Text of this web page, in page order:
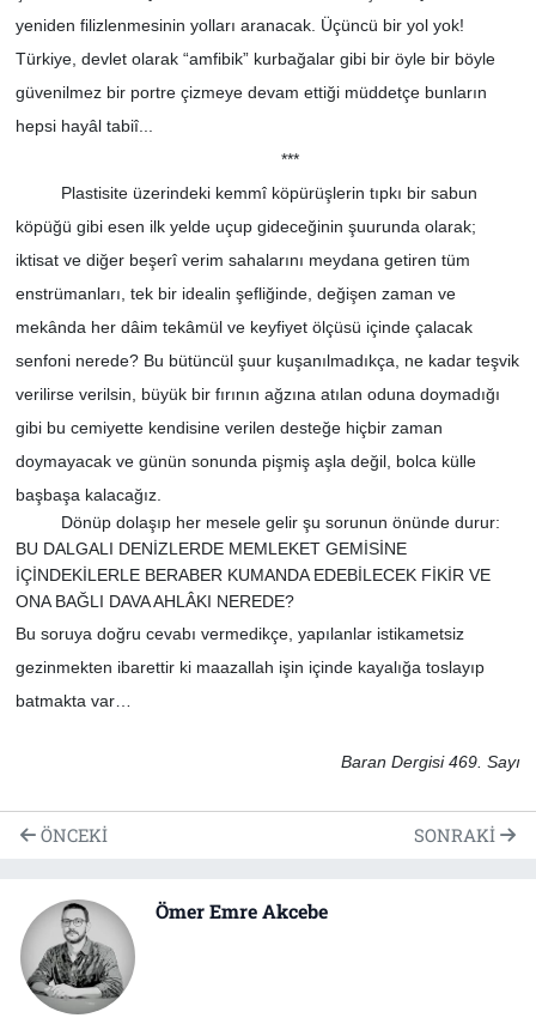
yeniden filizlenmesinin yolları aranacak. Üçüncü bir yol yok!
Türkiye, devlet olarak “amfibik” kurbağalar gibi bir öyle bir böyle
güvenilmez bir portre çizmeye devam ettiği müddetçe bunların
hepsi hayâl tabiî...
***
Plastisite üzerindeki kemmî köpürüşlerin tıpkı bir sabun
köpüğü gibi esen ilk yelde uçup gideceğinin şuurunda olarak;
iktisat ve diğer beşerî verim sahalarını meydana getiren tüm
enstrümanları, tek bir idealin şefliğinde, değişen zaman ve
mekânda her dâim tekâmül ve keyfiyet ölçüsü içinde çalacak
senfoni nerede? Bu bütüncül şuur kuşanılmadıkça, ne kadar teşvik
verilirse verilsin, büyük bir fırının ağzına atılan oduna doymadığı
gibi bu cemiyette kendisine verilen desteğe hiçbir zaman
doymayacak ve günün sonunda pişmiş aşla değil, bolca külle
başbaşa kalacağız.
Dönüp dolaşıp her mesele gelir şu sorunun önünde durur:
BU DALGALI DENİZLERDE MEMLEKET GEMİSİNE
İÇİNDEKİLERLE BERABER KUMANDA EDEBİLECEK FİKİR VE
ONA BAĞLI DAVA AHLÂKI NEREDE?
Bu soruya doğru cevabı vermedikçe, yapılanlar istikametsiz
gezinmekten ibarettir ki maazallah işin içinde kayalığa toslayıp
batmakta var…
Baran Dergisi 469. Sayı
ÖNCEKI SONRAKI
Ömer Emre Akcebe